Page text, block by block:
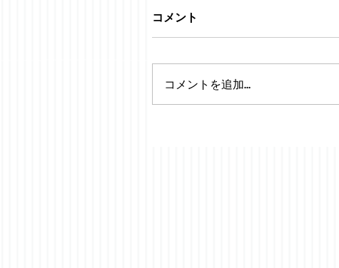
コメント
コメントを追加…